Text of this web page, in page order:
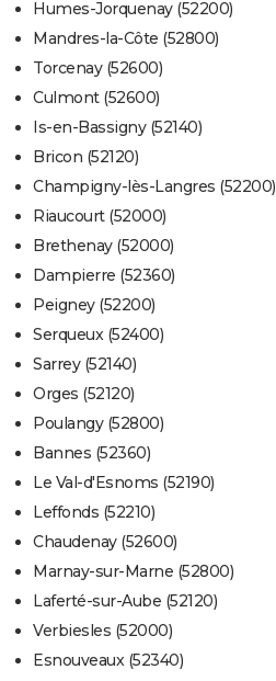
Humes-Jorquenay (52200)
Mandres-la-Côte (52800)
Torcenay (52600)
Culmont (52600)
Is-en-Bassigny (52140)
Bricon (52120)
Champigny-lès-Langres (52200)
Riaucourt (52000)
Brethenay (52000)
Dampierre (52360)
Peigney (52200)
Serqueux (52400)
Sarrey (52140)
Orges (52120)
Poulangy (52800)
Bannes (52360)
Le Val-d'Esnoms (52190)
Leffonds (52210)
Chaudenay (52600)
Marnay-sur-Marne (52800)
Laferté-sur-Aube (52120)
Verbiesles (52000)
Esnouveaux (52340)